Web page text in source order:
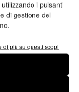
i pulsanti
di gestione del
di più su questi scopi